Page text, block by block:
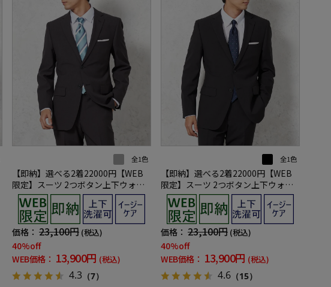
全1色
【即納】選べる2着22000円【WEB
限定】スーツ 2つボタン上下ウォッ
シャブル グレー ストライプ
価格： 23,100円 (税込)
40%off
WEB価格： 13,900円 (税込)
4.3 （7）
全1色
【即納】選べる2着22000円【WEB
限定】スーツ 2つボタン上下ウォッ
シャブル ブラック ストライプ
価格： 23,100円 (税込)
40%off
WEB価格： 13,900円 (税込)
4.6 （15）